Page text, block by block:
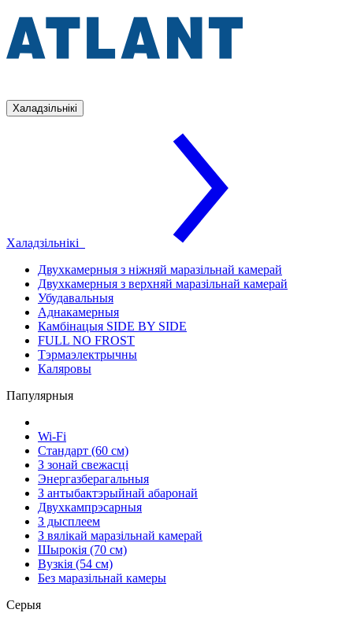
Халадзільнікі
Халадзільнікі
Двухкамерныя з ніжняй маразільнай камерай
Двухкамерныя з верхняй маразільнай камерай
Убудавальныя
Аднакамерныя
Камбінацыя SIDE BY SIDE
FULL NO FROST
Тэрмаэлектрычны
Каляровы
Папулярныя
Wi-Fi
Стандарт (60 см)
З зонай свежасці
Энергазберагальныя
З антыбактэрыйнай абаронай
Двухкампрэсарныя
З дысплеем
З вялікай маразільнай камерай
Шырокія (70 см)
Вузкія (54 см)
Без маразільнай камеры
Серыя